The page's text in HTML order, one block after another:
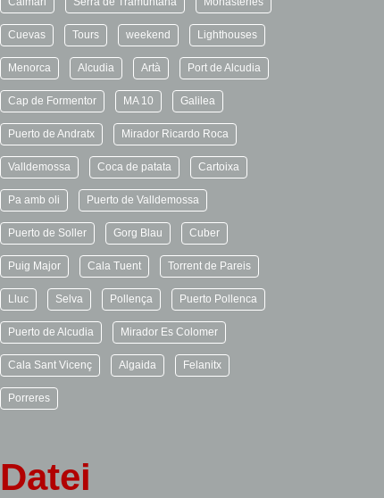
Cuevas Tours weekend Lighthouses
Menorca Alcudia Artà Port de Alcudia
Cap de Formentor MA 10 Galilea
Puerto de Andratx Mirador Ricardo Roca
Valldemossa Coca de patata Cartoixa
Pa amb oli Puerto de Valldemossa
Puerto de Soller Gorg Blau Cuber
Puig Major Cala Tuent Torrent de Pareis
Lluc Selva Pollença Puerto Pollenca
Puerto de Alcudia Mirador Es Colomer
Cala Sant Vicenç Algaida Felanitx
Porreres
Datei